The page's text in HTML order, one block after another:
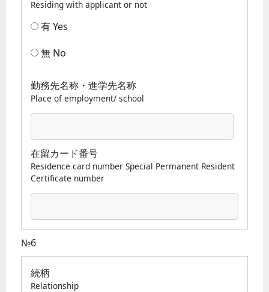
Residing with applicant or not
有 Yes
無 No
勤務先名称・進学先名称
Place of employment/ school
在留カード番号
Residence card number Special Permanent Resident
Certificate number
№6
続柄
Relationship